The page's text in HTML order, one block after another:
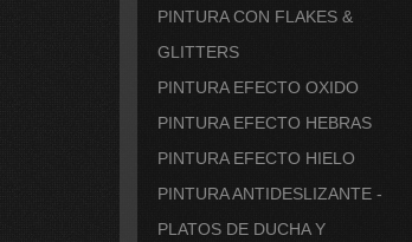
PINTURA CON FLAKES &
GLITTERS
PINTURA EFECTO OXIDO
PINTURA EFECTO HEBRAS
PINTURA EFECTO HIELO
PINTURA ANTIDESLIZANTE -
PLATOS DE DUCHA Y